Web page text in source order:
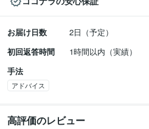
お届け日数
2日（予定）
初回返答時間
1時間以内（実績）
手法
アドバイス
高評価のレビュー